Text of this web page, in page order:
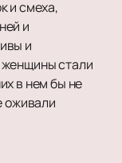
и смеха,
и
и
стали
в нем бы не
оживали